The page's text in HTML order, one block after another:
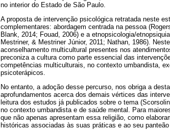
no interior do Estado de São Paulo.
A proposta de intervenção psicológica retratada neste
complementares: abordagem centrada na pessoa
Blank, 2014; Fouad, 2006) e a etnopsicologia/
Mestriner, & Mestriner Júnior, 2011; Nathan, 1986).
aconselhamento multicultural presentes nos
preconiza a cultura como parte essencial das
competências multiculturais, no contexto umbandista,
psicoterápicos.
No entanto, a adoção desse percurso, nos obriga a
aprofundamentos acerca dos demais vértices das
leitura dos estudos já publicados sobre o tema
no contexto umbandista e de saúde mental. Para
que não apenas apresentam essa religião, como
históricas associadas às suas práticas e ao seu